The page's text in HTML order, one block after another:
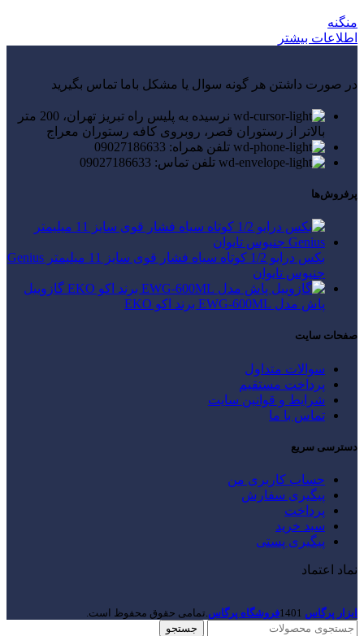
منگنه
اطلاعات بیشتر
در صورت داشتن هر گونه سوال یا مشکل باما تماس بگیرید
نرسیده به پلیس راه تبریز تهران، 200 متر
بالاتر از رستوران قصر، روبروی کافه رستوران معراج
تلفن همراه: 09027186633
تلفن تماس: 09027186633
پرفروش‌ها
بکس درایو 1/2 کوتاه سیاه فشار قوی سایز 11 میلیمتر Genius
جنیوس تایوان
گازوییل
پاش مدل EWG-600ML برند اکو EKO
صفحات سایت
سوالات متداول
پرداخت مستقیم
شرایط و قوانین سایت
تماس با ما
دسترسی سریع
حساب کاربری من
پیگیری سفارش
پرداخت
سبد خرید
پیگیری پستی
نماد اعتماد
ابزار پرگاس 1401فروشگاه پرگاس .تمامی حقوق محفوظ است.
جستجو